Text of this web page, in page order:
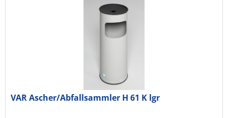
VAR Ascher/Abfallsammler H 61 K lgr